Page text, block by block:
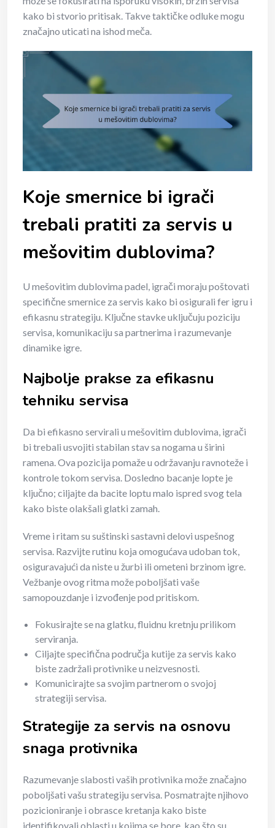
kako bi stvorio pritisak. Takve taktičke odluke mogu
značajno uticati na ishod meča.
Koje smernice bi igrači
trebali pratiti za servis u
mešovitim dublovima?
U mešovitim dublovima padel, igrači moraju poštovati
specifične smernice za servis kako bi osigurali fer igru i
efikasnu strategiju. Ključne stavke uključuju poziciju
servisa, komunikaciju sa partnerima i razumevanje
dinamike igre.
Najbolje prakse za efikasnu
tehniku servisa
Da bi efikasno servirali u mešovitim dublovima, igrači
bi trebali usvojiti stabilan stav sa nogama u širini
ramena. Ova pozicija pomaže u održavanju ravnoteže i
kontrole tokom servisa. Dosledno bacanje lopte je
ključno; ciljajte da bacite loptu malo ispred svog tela
kako biste olakšali glatki zamah.
Vreme i ritam su suštinski sastavni delovi uspešnog
servisa. Razvijte rutinu koja omogućava udoban tok,
osiguravajući da niste u žurbi ili ometeni brzinom igre.
Vežbanje ovog ritma može poboljšati vaše
samopouzdanje i izvođenje pod pritiskom.
Fokusirajte se na glatku, fluidnu kretnju prilikom
serviranja.
Ciljajte specifična područja kutije za servis kako
biste zadržali protivnike u neizvesnosti.
Komunicirajte sa svojim partnerom o svojoj
strategiji servisa.
Strategije za servis na osnovu
snaga protivnika
Razumevanje slabosti vaših protivnika može značajno
poboljšati vašu strategiju servisa. Posmatrajte njihovo
pozicioniranje i obrasce kretanja kako biste
identifikovali oblasti u kojima se bore, kao što su